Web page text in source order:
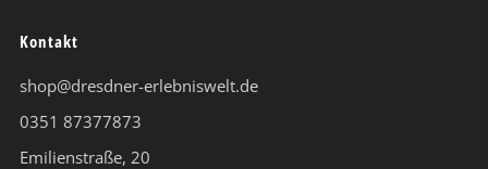
Kontakt
shop@dresdner-erlebniswelt.de
0351 87377873
Emilienstraße, 20